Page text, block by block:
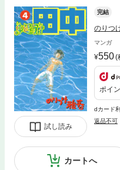
試し読み
完結
のりつ
マンガ
550(
ポイ
dカード
返品不可
カートへ